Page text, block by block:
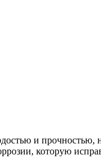
и прочностью,
которую